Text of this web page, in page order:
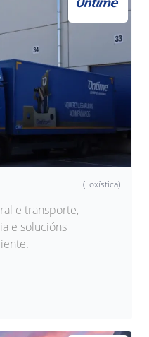
(Loxística)
e transporte,
e solucións